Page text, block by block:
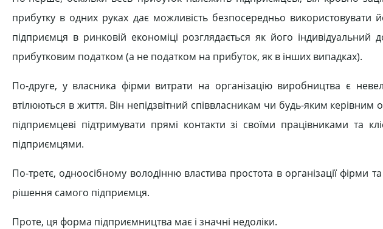
прибутку в одних руках дає можливість безпосередньо використовувати
підприємця в ринковій економіці розглядається як його індивідуальний
прибутковим податком (а не податком на прибуток, як в інших випадках).
По-друге, у власника фірми витрати на організацію виробництва є
втілюються в життя. Він непідзвітний співвласникам чи будь-яким
підприємцеві підтримувати прямі контакти зі своїми працівниками та
підприємцями.
По-третє, одноосібному володінню властива простота в організації фірми
рішення самого підприємця.
Проте, ця форма підприємництва має і значні недоліки.